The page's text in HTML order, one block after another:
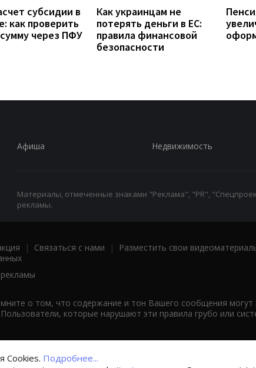
субсидии в
как проверить
через ПФУ
Как украинцам не
потерять деньги в ЕС:
правила финансовой
безопасности
Афиша Недвижимость
Материалы, отмеченные знаками "Реклама", "PR",
рекламы.
| Связаться с нами | Разместить свои
о том, что содержание и тон Вашего сообщения могут
которые нарушают эти правила грубо или
Cookies. Подробнее...